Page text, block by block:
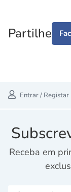
Partilhe
Entrar / Registar
Receba em